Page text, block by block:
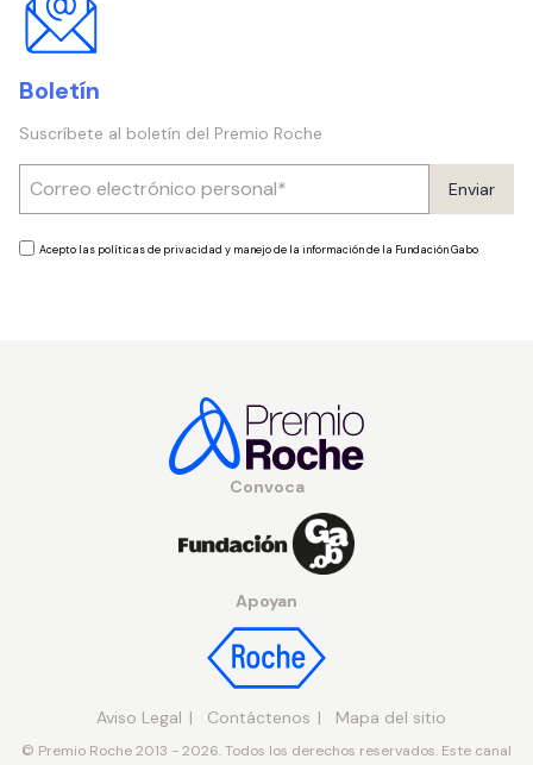
Boletín
Suscríbete al boletín del Premio Roche
Enviar
Acepto las políticas de privacidad y manejo de la información de la Fundación Gabo
Convoca
Apoyan
Aviso Legal Contáctenos Mapa del sitio
© Premio Roche 2013 - 2026. Todos los derechos reservados. Este canal